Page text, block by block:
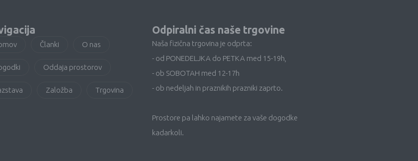
Članki O nas
Oddaja prostorov
Založba Trgovina
Odpiralni čas naše trgovine
Naša fizična trgovina je odprta:
- od PONEDELJKA do PETKA med 15-19h,
- ob SOBOTAH med 12-17h
- ob nedeljah in praznikih prazniki zaprto.
Prostore pa lahko najamete za vaše dogodke
kadarkoli.